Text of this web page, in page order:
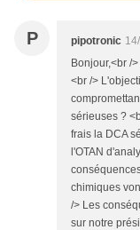
P pipotronic
Bonjour,<br /
<br />
sérieuses ?
frais la DCA
l'OTAN
chimiques
/> Les
sur notre